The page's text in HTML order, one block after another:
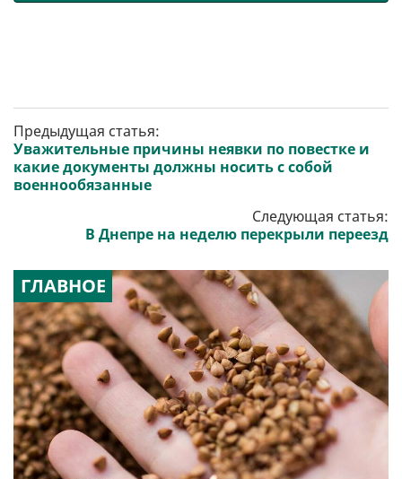
Предыдущая статья:
​​Уважительные причины неявки по повестке и
какие документы должны носить с собой
военнообязанные
Следующая статья:
В Днепре на неделю перекрыли переезд
ГЛАВНОЕ